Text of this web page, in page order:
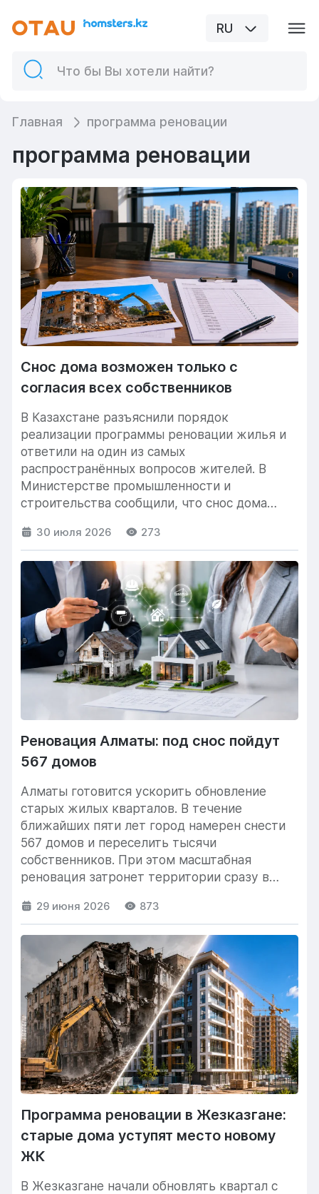
RU
Главная программа реновации
программа реновации
Снос дома возможен только с
согласия всех собственников
В Казахстане разъяснили порядок
реализации программы реновации жилья и
ответили на один из самых
распространённых вопросов жителей. В
Министерстве промышленности и
строительства сообщили, что снос дома
30 июля 2026 273
Реновация Алматы: под снос пойдут
567 домов
Алматы готовится ускорить обновление
старых жилых кварталов. В течение
ближайших пяти лет город намерен снести
567 домов и переселить тысячи
собственников. При этом масштабная
реновация затронет территории сразу в
29 июня 2026 873
Программа реновации в Жезказгане:
старые дома уступят место новому
ЖК
В Жезказгане начали обновлять квартал с